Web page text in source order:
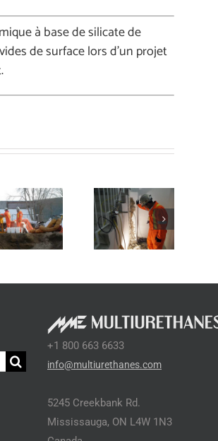
à base de silicate de
de surface lors d’un projet
Remplissage de
vides dans des
+1 800 663 6633
info@multiurethanes.com
5245 Creekbank Rd.
Mississauga, ON L4W 1N3